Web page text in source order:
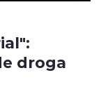
droga